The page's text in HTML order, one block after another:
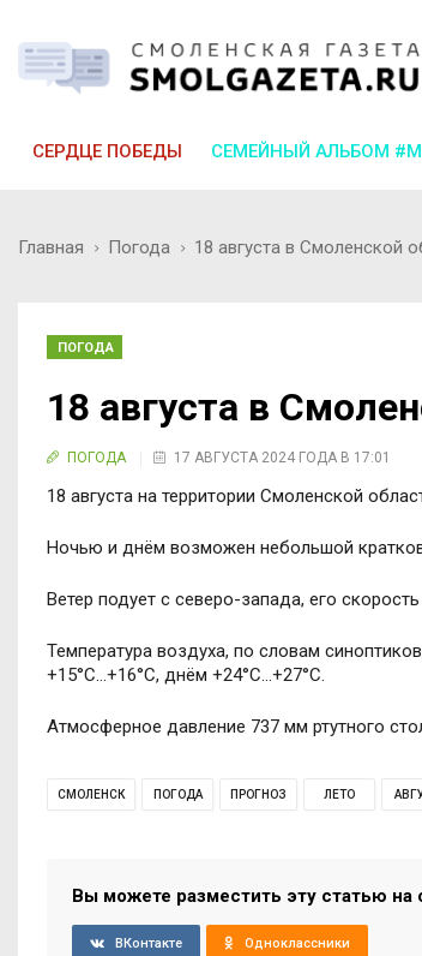
СЕРДЦЕ ПОБЕДЫ СЕМЕЙНЫЙ АЛЬБОМ
Главная Погода 18 августа в Смоленской
ПОГОДА
18 августа в
ПОГОДА 17 АВГУСТА 2024 ГОДА В 17:01
18 августа на территории Смоленской
Ночью и днём возможен небольшой
Ветер подует с северо-запада, его
Температура воздуха, по словам
+15°C…+16°C, днём +24°C…+27°C.
Атмосферное давление 737 мм ртутного
СМОЛЕНСК ПОГОДА ПРОГНОЗ ЛЕТО
Вы можете разместить эту статью на
ВКонтакте Одноклассники